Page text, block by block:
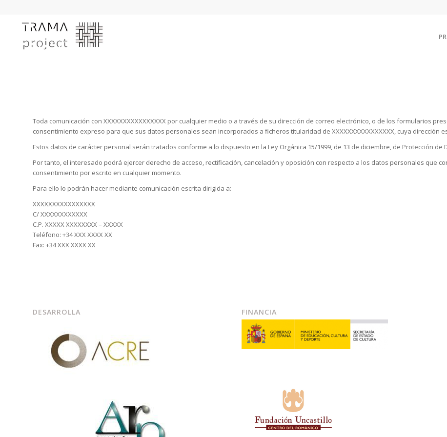
Toda comunicación con XXXXXXXXXXXXXXXX por cualquier medio o a través de su dirección de correo electrónico, o de los formularios
consentimiento expreso para que sus datos personales sean incorporados a ficheros titularidad de XXXXXXXXXXXXXXXX, cuya dirección es
Estos datos de carácter personal serán tratados conforme a lo dispuesto en la Ley Orgánica 15/1999, de 13 de diciembre, de Protección de
Por tanto, el interesado podrá ejercer derecho de acceso, rectificación, cancelación y oposición con respecto a los datos personales que
consentimiento por escrito en cualquier momento.
Para ello lo podrán hacer mediante comunicación escrita dirigida a:
XXXXXXXXXXXXXXXX
C/ XXXXXXXXXXXX
C.P. XXXXX XXXXXXXX – XXXXX
Teléfono: +34 XXX XXXX XX
Fax: +34 XXX XXXX XX
DESARROLLA FINANCIA